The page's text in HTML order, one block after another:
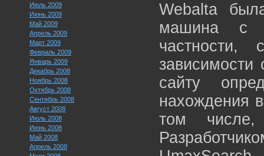
Июль 2009
Июнь 2009
Май 2009
Апрель 2009
Март 2009
Февраль 2009
Январь 2009
Декабрь 2008
Ноябрь 2008
Октябрь 2008
Сентябрь 2008
Август 2008
Июль 2008
Июнь 2008
Май 2008
Апрель 2008
Webalta
машина с
частности,
сайту
нахождения
том